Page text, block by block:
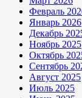
Февраль
Январь 2026
Декабрь
Ноябрь 2025
Октябрь
Сентябрь
Август 2025
Июль 2025